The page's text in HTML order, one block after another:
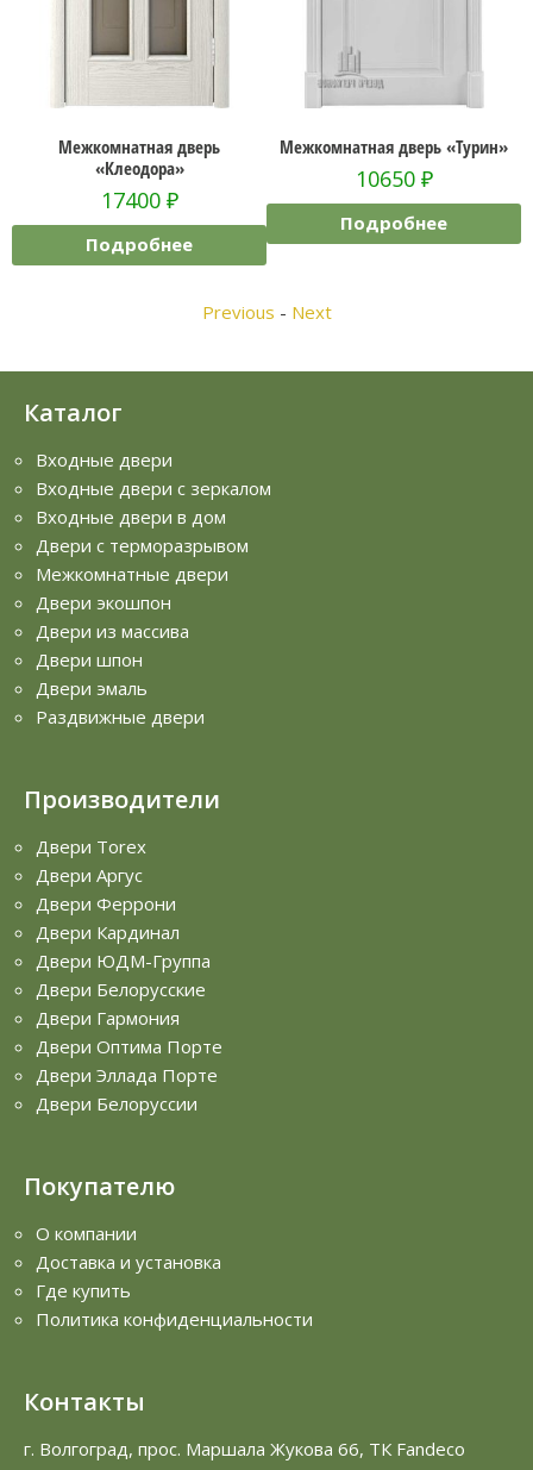
дверь
Межкомнатная дверь «Турин»
Подробнее
Межкомнатная
Previous - Next
Каталог
Входные двери
Входные двери с зеркалом
Входные двери в дом
Двери с терморазрывом
Межкомнатные двери
Двери экошпон
Двери из массива
Двери шпон
Двери эмаль
Раздвижные двери
Производители
Двери Torex
Двери Аргус
Двери Феррони
Двери Кардинал
Двери ЮДМ-Группа
Двери Белорусские
Двери Гармония
Двери Оптима Порте
Двери Эллада Порте
Двери Белоруссии
Покупателю
О компании
Доставка и установка
Где купить
Политика конфиденциальности
Контакты
г. Волгоград, прос. Маршала Жукова 66, ТК Fandeco